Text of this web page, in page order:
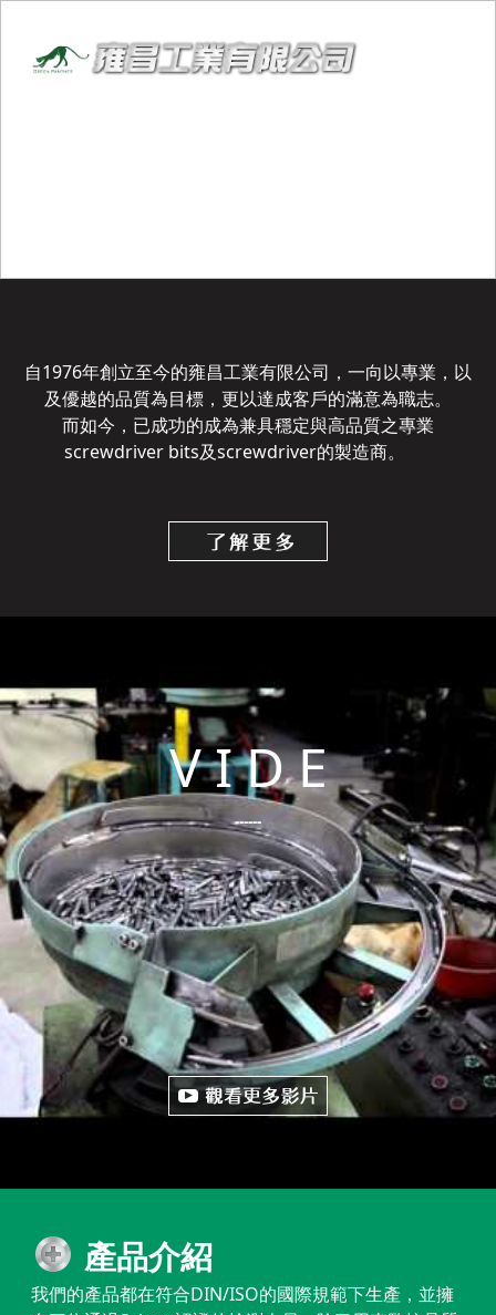
自1976年創立至今的雍昌工業有限公司，一向以專業， 以
及優越的品質為目標， 更以達成客戶的滿意為職志。
而如今，已成功的成為兼具穩定與高品質之專業
screwdriver bits及screwdriver的製造商。
V I D E
------
產品介紹
我們的產品都在符合DIN/ISO的國際規範下生產， 並擁